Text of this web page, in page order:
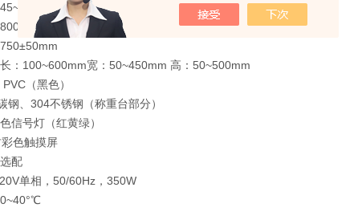
米/分钟
：100~600mm宽：50~450mm 高：50~500mm
（黑色）
钢、304不锈钢（称重台部分）
信号灯（红黄绿）
色触摸屏
配
单相，50/60Hz，350W